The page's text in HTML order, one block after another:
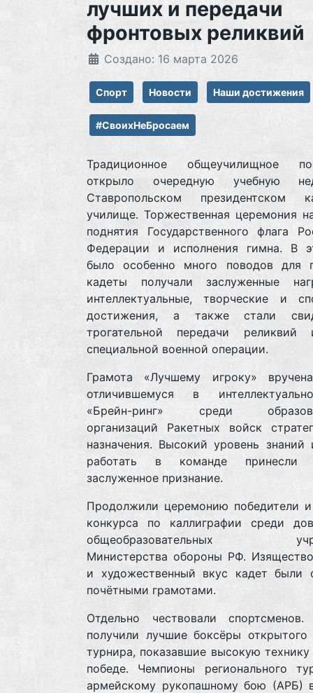
лучших и передачи
фронтовых реликвий
Создано: 16 марта 2026
Спорт Новости Наши достижения
#СвоихНеБросаем
Традиционное общеучилищное
открыло очередную учебную
Ставропольском президентском
училище. Торжественная церемония
поднятия Государственного флага
Федерации и исполнения гимна. В
было особенно много поводов для
кадеты получали заслуженные
интеллектуальные, творческие и
достижения, а также стали
трогательной передачи
специальной военной операции.
Грамота «Лучшему игроку»
отличившемуся в
«Брейн-ринг» среди
организаций Ракетных войск
назначения. Высокий уровень знаний
работать в команде принесли
заслуженное признание.
Продолжили церемонию победители
конкурса по каллиграфии среди
общеобразовательных
Министерства обороны РФ.
и художественный вкус кадет были
почётными грамотами.
Отдельно чествовали
получили лучшие боксёры открытого
турнира, показавшие высокую
победе. Чемпионы регионального
армейскому рукопашному бою (АРБ)